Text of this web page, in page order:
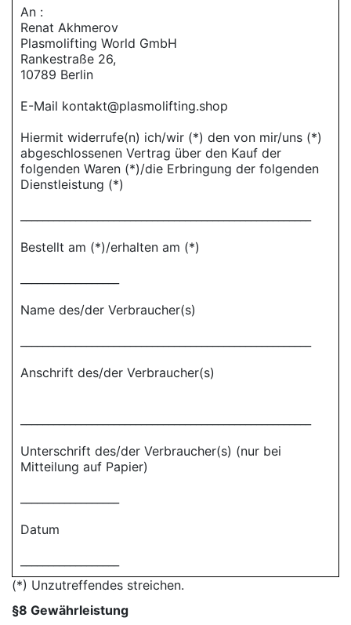
An :
Renat Akhmerov
Plasmolifting World GmbH
Rankestraße 26,
10789 Berlin
E-Mail kontakt@plasmolifting.shop
Hiermit widerrufe(n) ich/wir (*) den von mir/uns (*)
abgeschlossenen Vertrag über den Kauf der
folgenden Waren (*)/die Erbringung der folgenden
Dienstleistung (*)
Bestellt am (*)/erhalten am (*)
Name des/der Verbraucher(s)
Anschrift des/der Verbraucher(s)
Unterschrift des/der Verbraucher(s) (nur bei
Mitteilung auf Papier)
Datum
(*) Unzutreffendes streichen.
§8 Gewährleistung